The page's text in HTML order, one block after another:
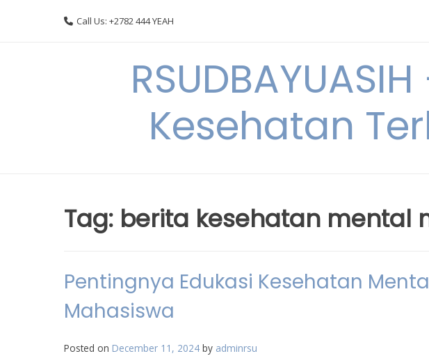
Call Us: +2782 444 YEAH
Kesehatan
Tag: berita kesehatan mental
Pentingnya Edukasi Kesehatan
Mahasiswa
Posted on December 11, 2024 by adminrsu